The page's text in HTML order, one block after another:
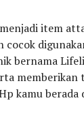
item
cocok
bernama
memberikan
kamu berada